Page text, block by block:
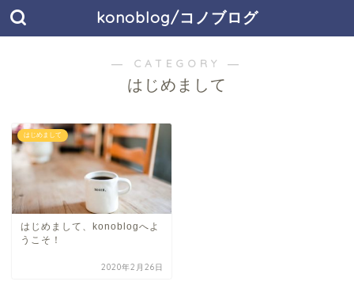
konoblog/コノブログ
― CATEGORY ―
はじめまして
はじめまして
はじめまして、konoblogへよ
うこそ！
2020年2月26日